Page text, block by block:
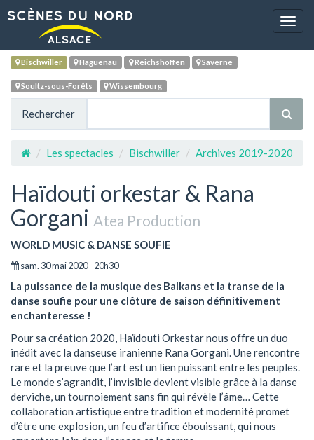
Bischwiller Haguenau Reichshoffen Saverne
Soultz-sous-Forêts Wissembourg
Rechercher
Les spectacles Bischwiller Archives 2019-2020
Haïdouti orkestar & Rana
Gorgani Atea Production
WORLD MUSIC & DANSE SOUFIE
sam. 30 mai 2020 - 20h30
La puissance de la musique des Balkans et la transe de la
danse soufie pour une clôture de saison définitivement
enchanteresse !
Pour sa création 2020, Haïdouti Orkestar nous offre un duo
inédit avec la danseuse iranienne Rana Gorgani. Une rencontre
rare et la preuve que l’art est un lien puissant entre les peuples.
Le monde s’agrandit, l’invisible devient visible grâce à la danse
derviche, un tournoiement sans fin qui révèle l’âme… Cette
collaboration artistique entre tradition et modernité promet
d’être une explosion, un feu d’artifice ébouissant, qui nous